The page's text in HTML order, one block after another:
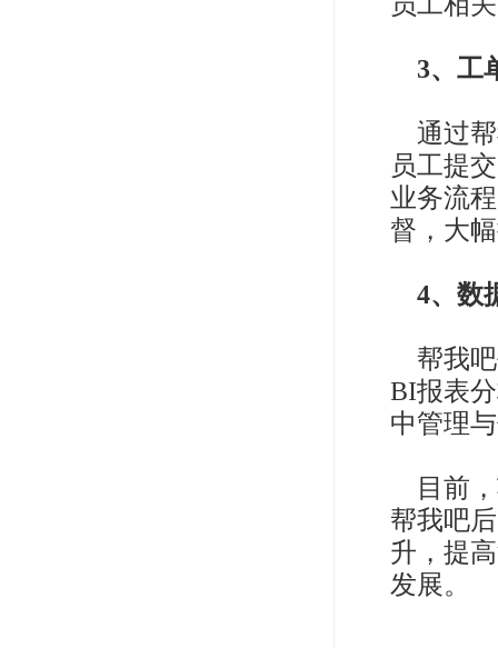
3、工
通过
员工提
业务流
督，大
4、数
帮我吧
BI报表
中管理
目前
帮我吧
升，提
发展。